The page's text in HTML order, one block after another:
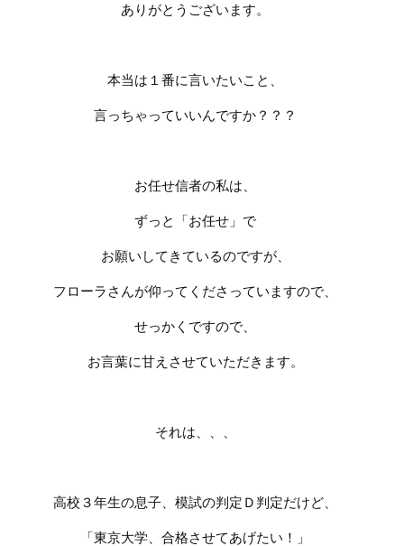
ありがとうございます。
本当は１番に言いたいこと、
言っちゃっていいんですか？？？
お任せ信者の私は、
ずっと「お任せ」で
お願いしてきているのですが、
フローラさんが仰ってくださっていますので、
せっかくですので、
お言葉に甘えさせていただきます。
それは、、、
高校３年生の息子、模試の判定Ｄ判定だけど、
「東京大学、合格させてあげたい！」